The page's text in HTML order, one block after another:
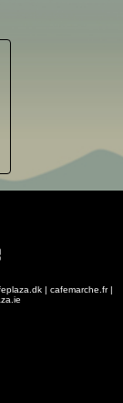
| cafemarche.fr|